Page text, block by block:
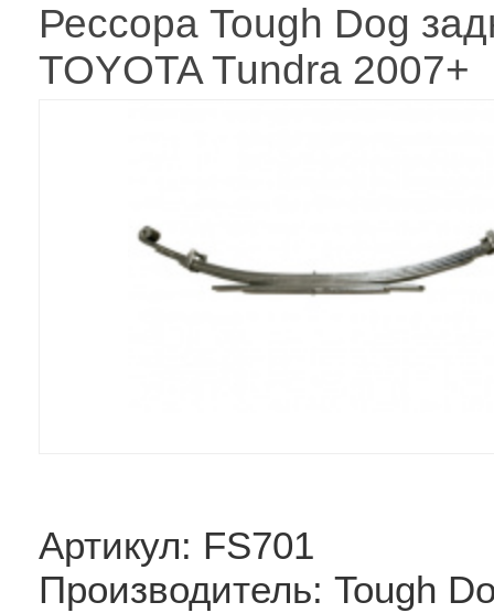
Рессора Tough Dog
TOYOTA Tundra 2007+
Артикул: FS701
Производитель: Tough